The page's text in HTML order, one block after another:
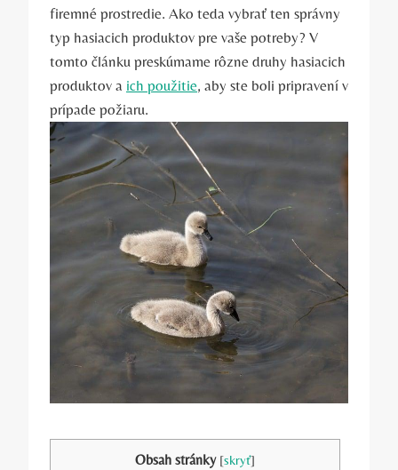
firemné prostredie. Ako teda vybrať ten správny
typ hasiacich produktov pre vaše potreby? V
tomto článku preskúmame rôzne druhy hasiacich
produktov a ich použitie, aby ste boli pripravení v
prípade požiaru.
Obsah stránky [skryť]